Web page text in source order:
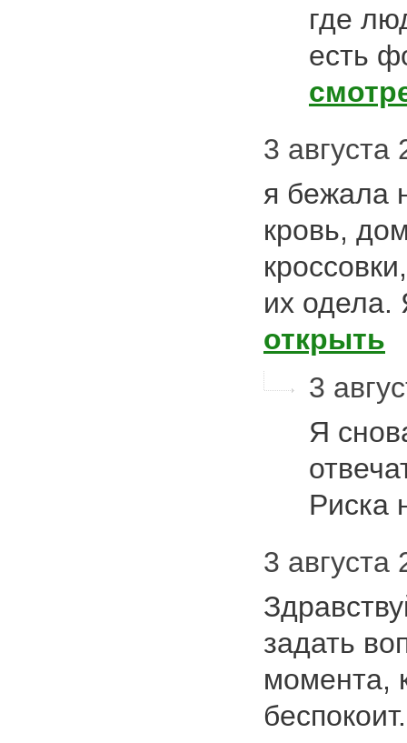
где
есть
3 августа
я бежала
кровь,
их одела.
открыть
3
Я
Риска
3
задать
момента,